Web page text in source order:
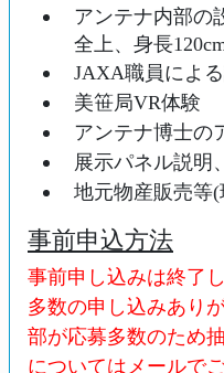
アンテナ内部の
全上、身長
JAXA職員によ
美笹局VR体験
アンテナ博士の
展示パネル説明
地元物産販売等
事前申込方法
事前申し込みは終了し
多数の申し込みあり
部が応募多数のため
についてはメールで